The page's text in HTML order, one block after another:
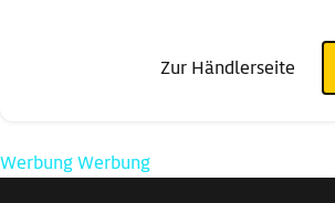
Zur Händlerseite
WerbungWerbung